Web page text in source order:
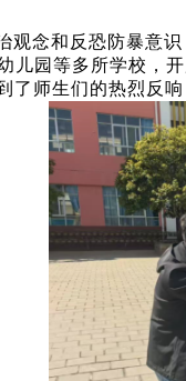
观念和反恐防暴意
儿园等多所学校，
了师生们的热烈反响